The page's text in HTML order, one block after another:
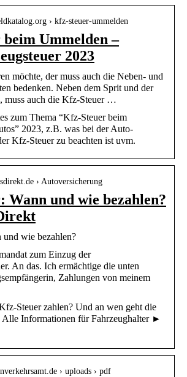
› kfz-steuer-ummelden
Ummelden –
2023
möchte, der muss auch die Neben- und
bedenken. Neben dem Sprit und der
muss auch die Kfz-Steuer …
zum Thema “Kfz-Steuer beim
2023, z.B. was bei der Auto-
Kfz-Steuer zu beachten ist uvm.
› Autoversicherung
Wann und wie bezahlen?
wie bezahlen?
zum Einzug der
An das. Ich ermächtige die unten
Zahlungen von meinem
Steuer zahlen? Und an wen geht die
Alle Informationen für Fahrzeughalter ►
› uploads › pdf